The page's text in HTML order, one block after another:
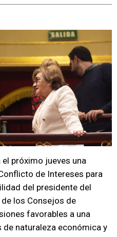
próximo jueves una
de Intereses para
del presidente del
los Consejos de
favorables a una
naturaleza económica y